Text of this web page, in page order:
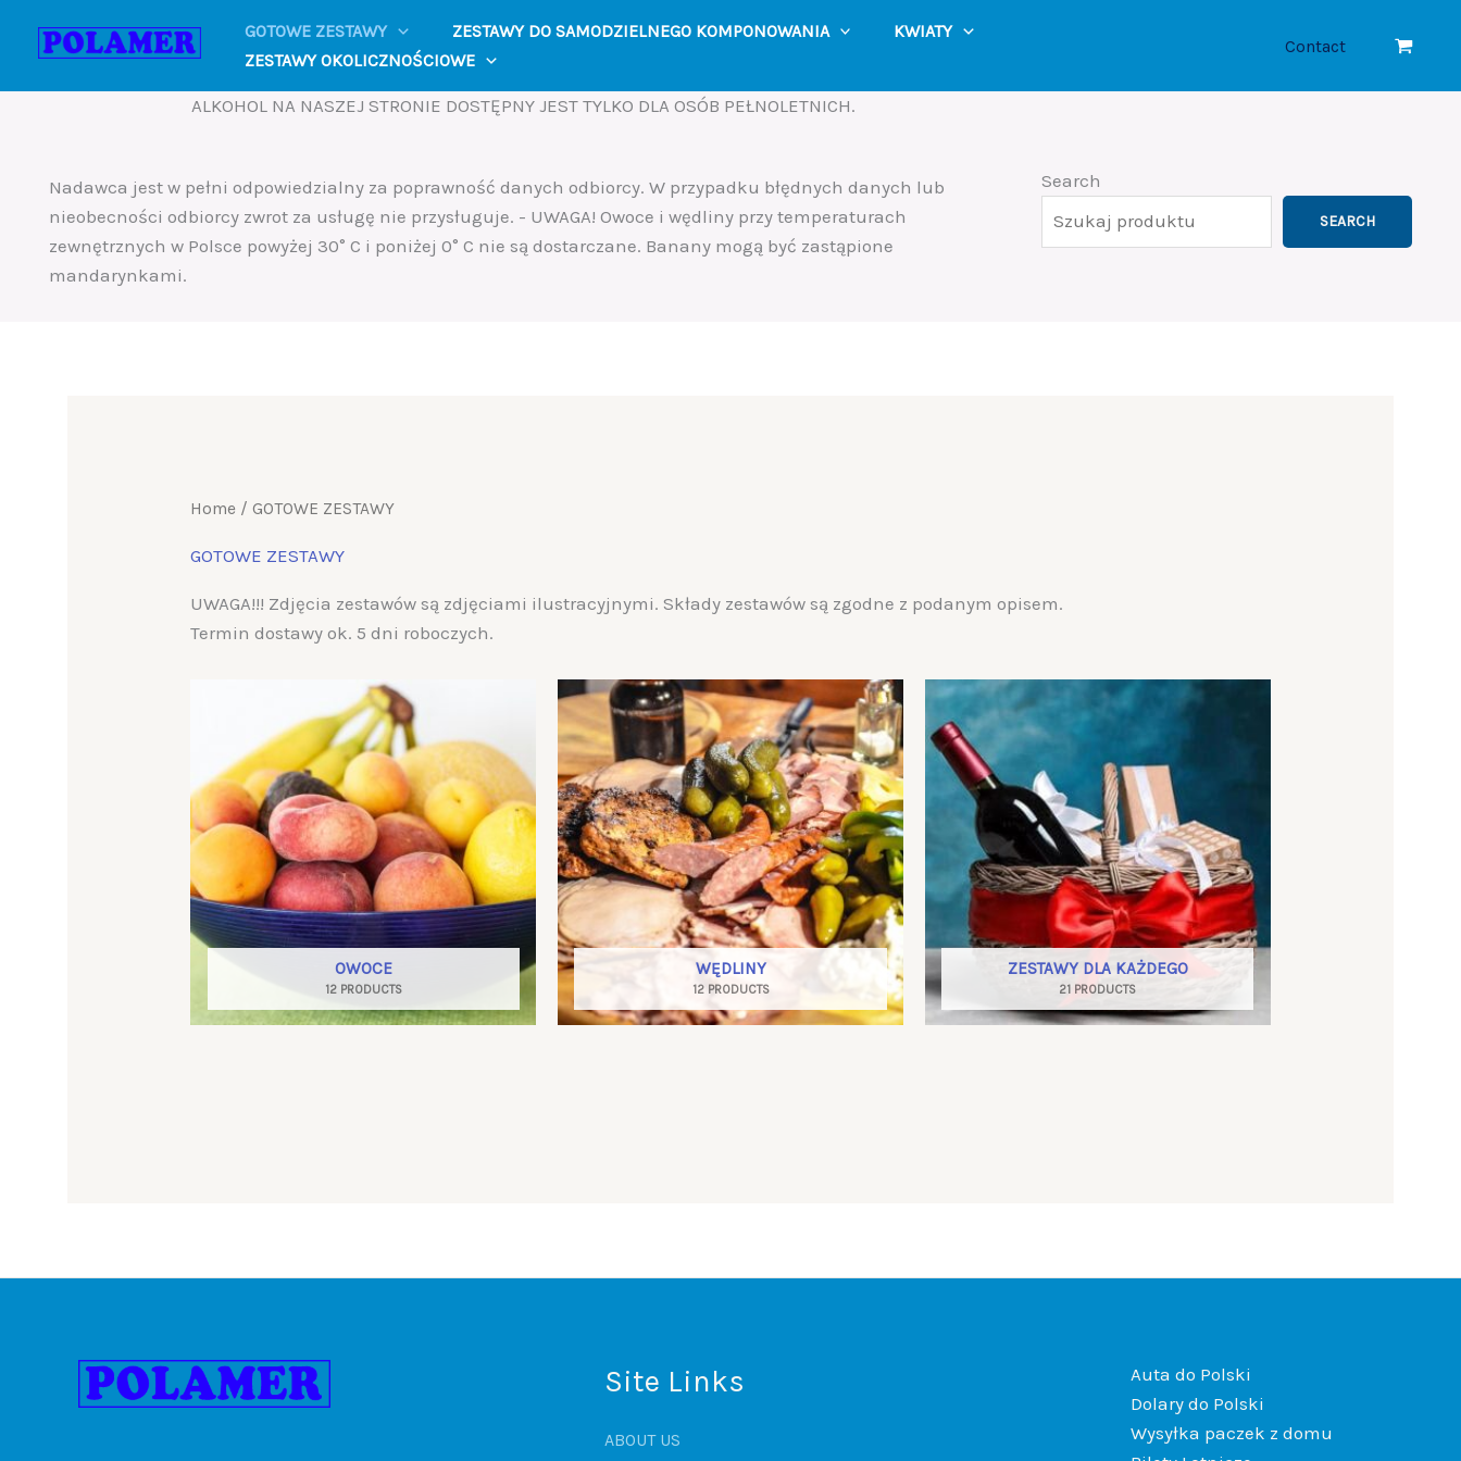
GOTOWE ZESTAWY ZESTAWY DO SAMODZIELNEGO KOMPONOWANIA
KWIATY
ZESTAWY OKOLICZNOŚCIOWE
Contact
ALKOHOL NA NASZEJ STRONIE DOSTĘPNY JEST TYLKO DLA OSÓB PEŁNOLETNICH.
Nadawca jest w pełni odpowiedzialny za poprawność danych odbiorcy. W przypadku błędnych danych lub
nieobecności odbiorcy zwrot za usługę nie przysługuje. - UWAGA! Owoce i wędliny przy temperaturach
zewnętrznych w Polsce powyżej 30° C i poniżej 0° C nie są dostarczane. Banany mogą być zastąpione
mandarynkami.
Search
SEARCH
Home / GOTOWE ZESTAWY
GOTOWE ZESTAWY
UWAGA!!! Zdjęcia zestawów są zdjęciami ilustracyjnymi. Składy zestawów są zgodne z podanym opisem.
Termin dostawy ok. 5 dni roboczych.
OWOCE
12 PRODUCTS
WĘDLINY
12 PRODUCTS
ZESTAWY DLA KAŻDEGO
21 PRODUCTS
Site Links
ABOUT US
Auta do Polski
Dolary do Polski
Wysyłka paczek z domu